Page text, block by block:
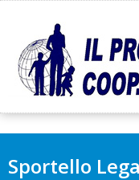
Sportello